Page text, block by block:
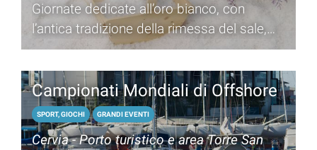
Giornate dedicate all’oro bianco, con
l’antica tradizione della rimessa del sale,
trasportato su una “burchiella”, dalla Salina
fino ai Magazzini
Campionati Mondiali di Offshore
SPORT, GIOCHI GRANDI EVENTI
Cervia - Porto turistico e area Torre San